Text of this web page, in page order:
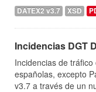
DATEX2 v3.7 XSD
Incidencias DGT
Incidencias de
españolas, excepto
v3.7 a través de un